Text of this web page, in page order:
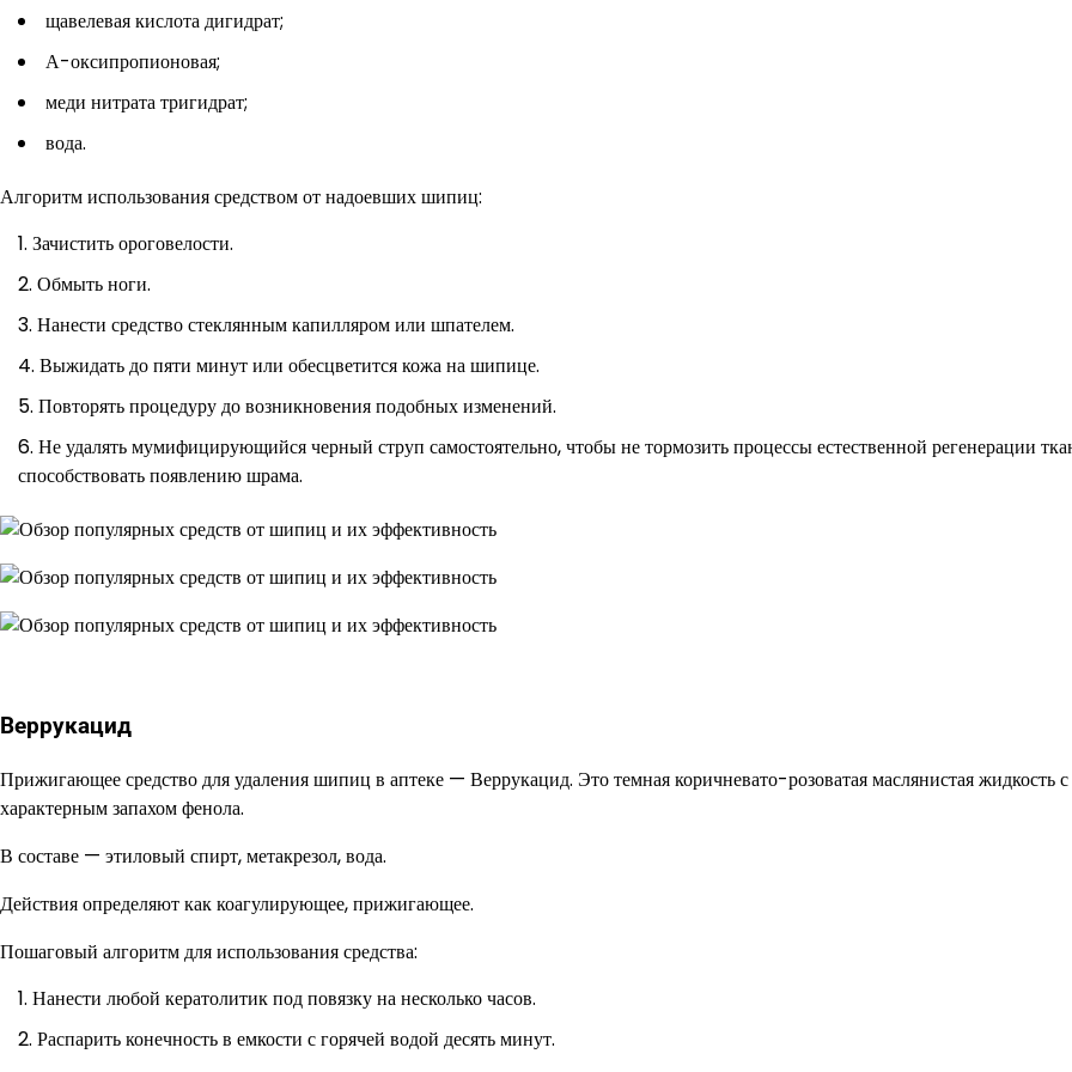
щавелевая кислота дигидрат;
А-оксипропионовая;
меди нитрата тригидрат;
вода.
Алгоритм использования средством от надоевших шипиц:
Зачистить ороговелости.
Обмыть ноги.
Нанести средство стеклянным капилляром или шпателем.
Выжидать до пяти минут или обесцветится кожа на шипице.
Повторять процедуру до возникновения подобных изменений.
Не удалять мумифицирующийся черный струп самостоятельно, чтобы не тормозить процессы естественной регенерации
способствовать появлению шрама.
Веррукацид
Прижигающее средство для удаления шипиц в аптеке — Веррукацид. Это темная коричневато-розоватая маслянистая жидкость с
характерным запахом фенола.
В составе — этиловый спирт, метакрезол, вода.
Действия определяют как коагулирующее, прижигающее.
Пошаговый алгоритм для использования средства:
Нанести любой кератолитик под повязку на несколько часов.
Распарить конечность в емкости с горячей водой десять минут.